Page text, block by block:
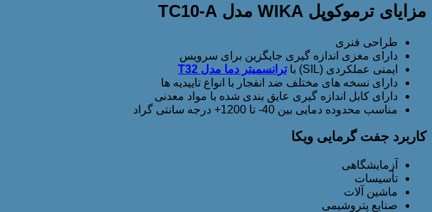
مزایای ترموکوپل WIKA مدل TC10-A
طراحی فنری
دارای مغزی اندازه گیری جایگزین برای سرویس
ایمنی عملکردی (SIL) با
ترانسمیتر دما مدل T32
دارای نسخه های مختلف ضد انفجار با انواع تاییدیه ها
دارای کابل اندازه گیری عایق بندی شده با مواد معدنی
مناسب محدوده دمایی بین 40- تا 1200+ درجه سانتی گراد
کاربرد جفت گرمایی ویکا
آزمایشگاهی
تأسیسات
ماشین آلات
صنایع پتروشیمی